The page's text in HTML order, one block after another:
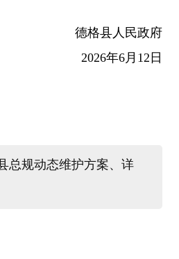
德格县人民政府
2026年6 月 12 日
总规动态维护方案、详